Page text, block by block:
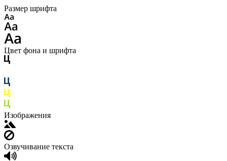
Размер шрифта
Цвет фона и шрифта
Изображения
Озвучивание текста